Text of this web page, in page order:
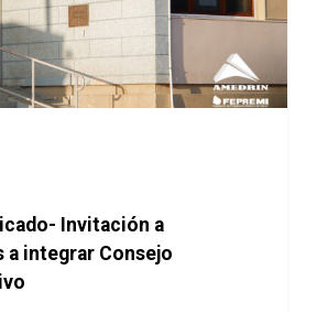
Invitación a
a integrar Consejo